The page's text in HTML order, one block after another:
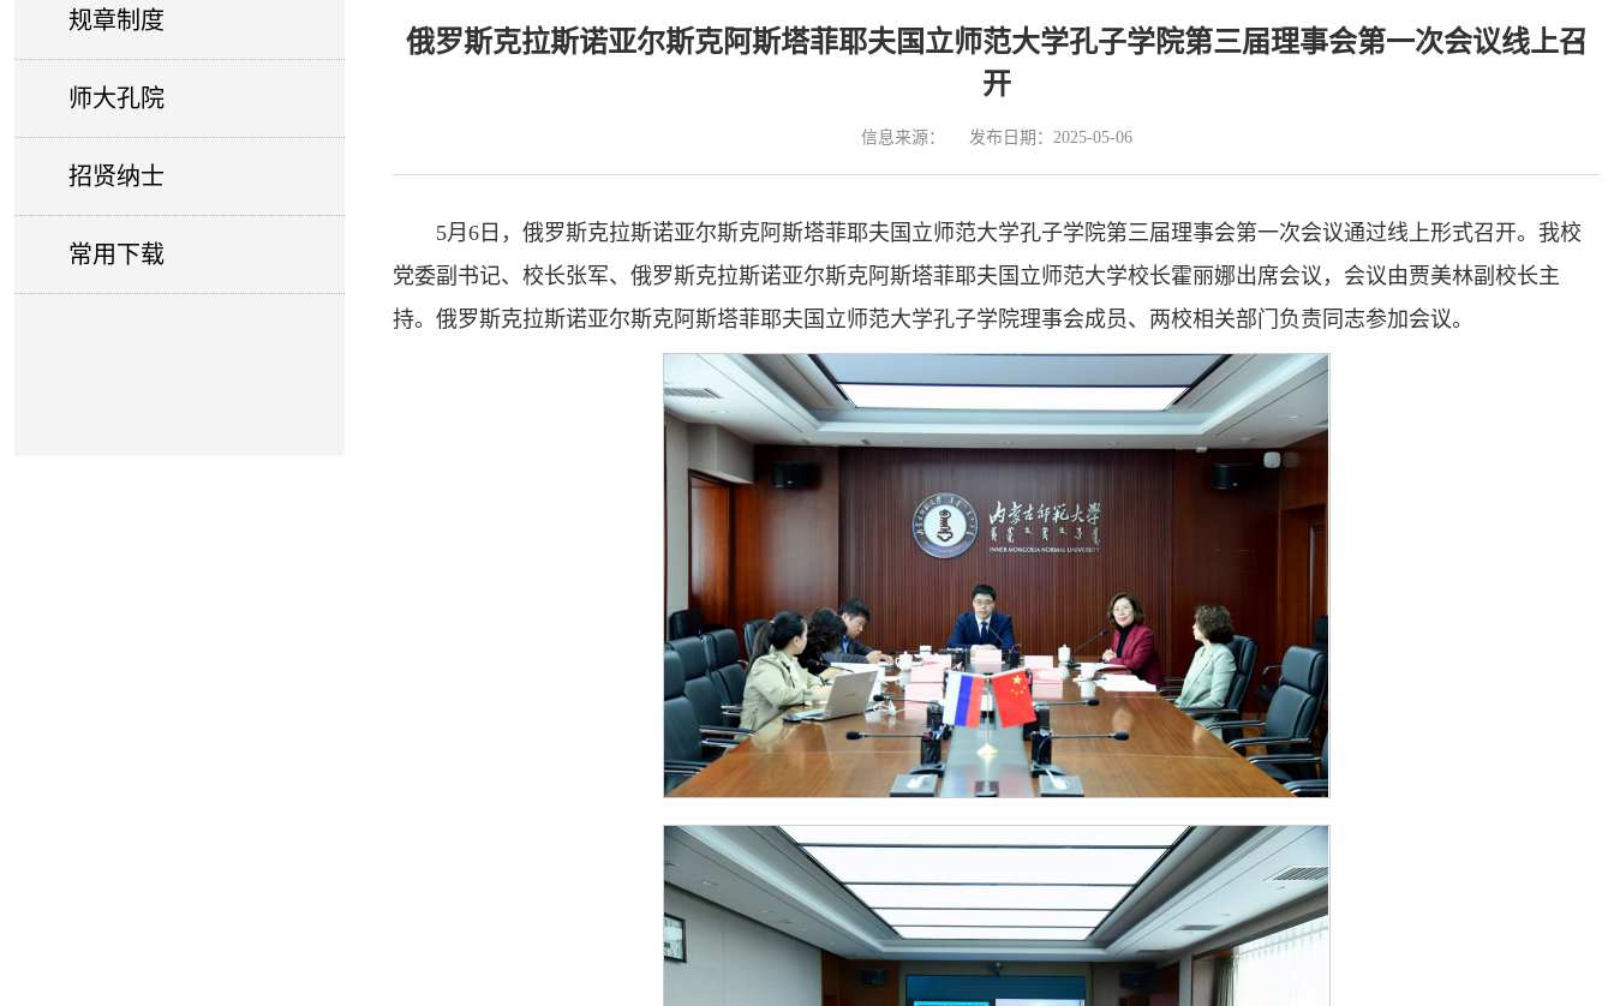
规章制度
师大孔院
招贤纳士
常用下载
俄罗斯克拉斯诺亚尔斯克阿斯塔菲耶夫国立师范大学孔子学院第三届理事会第一次会议线上召
开
信息来源： 发布日期：2025-05-06
5月6日，俄罗斯克拉斯诺亚尔斯克阿斯塔菲耶夫国立师范大学孔子学院第三届理事会第一次会议通过线上形式召开。我校
党委副书记、校长张军、俄罗斯克拉斯诺亚尔斯克阿斯塔菲耶夫国立师范大学校长霍丽娜出席会议，会议由贾美林副校长主
持。俄罗斯克拉斯诺亚尔斯克阿斯塔菲耶夫国立师范大学孔子学院理事会成员、两校相关部门负责同志参加会议。